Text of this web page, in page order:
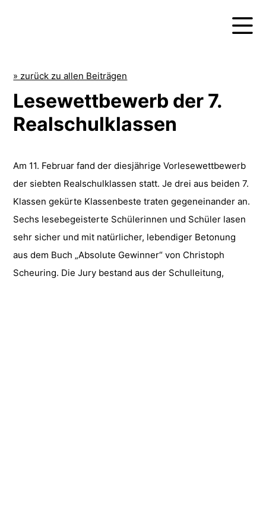
» zurück zu allen Beiträgen
Lesewettbewerb der 7.
Realschulklassen
Am 11. Februar fand der diesjährige Vorlesewettbewerb
der siebten Realschulklassen statt. Je drei aus beiden 7.
Klassen gekürte Klassenbeste traten gegeneinander an.
Sechs lesebegeisterte Schülerinnen und Schüler lasen
sehr sicher und mit natürlicher, lebendiger Betonung
aus dem Buch „Absolute Gewinner“ von Christoph
Scheuring. Die Jury bestand aus der Schulleitung,